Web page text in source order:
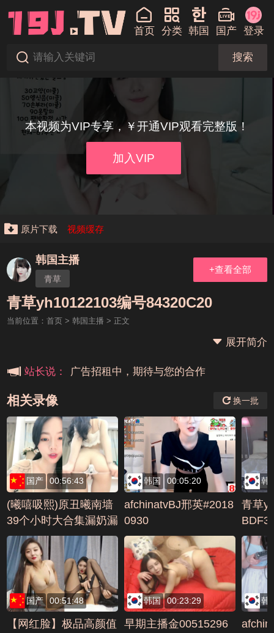
首页 分类 韩国 国产 登录
搜索
本视频为VIP专享，￥开通VIP观看完整版！
加入VIP
原片下载 视频缓存
韩国主播
青草
+查看全部
青草yh10122103编号84320C20
当前位置： 首页> 韩国主播 > 正文
展开简介
站长说：
本站大事件(19j网站发展历程)
广告招租中，期待与您的合作
相关录像 换一批
国产 00:56:43
(曦嘻吸熙)原丑曦南墙
39个小时大合集漏奶漏
逼特写自扣(43)AVI编
号191FCDAE
韩国 00:05:20
afchinatvBJ邢英#2018
0930
韩
青草
国产 00:51:48
【网红脸】极品高颜值
韩国 00:23:29
早期主播金00515296
韩